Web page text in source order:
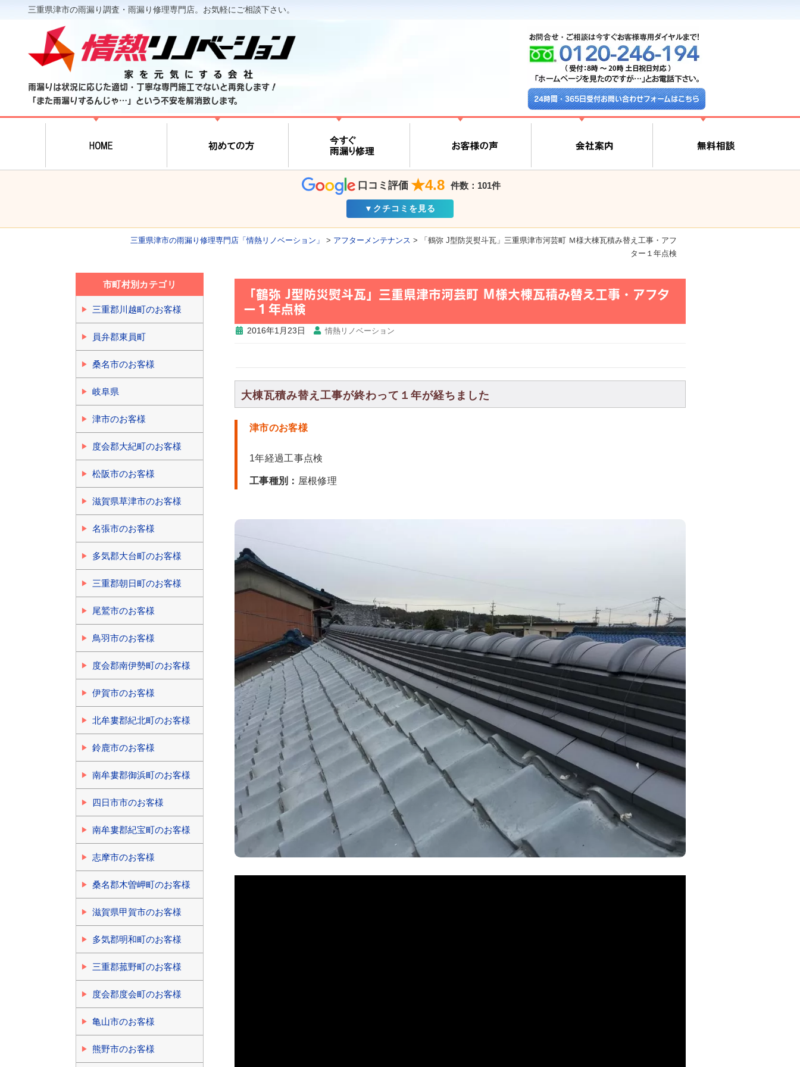
三重県津市の雨漏り調査・雨漏り修理専門店。お気軽にご相談下さい。
雨漏りは状況に応じた適切・丁寧な専門施工でないと再発します！
「また雨漏りするんじゃ…」という不安を解消致します。
24時間・365日受付お問い合わせフォームはこちら
口コミ評価 ★4.8 件数：101件
▼クチコミを見る
三重県津市の雨漏り修理専門店「情熱リノベーション」 > アフターメンテナンス >
「鶴弥 J型防災熨斗瓦」三重県津市河芸町 Ｍ様大棟瓦積み替え工事・アフ
ター１年点検
「鶴弥 J型防災熨斗瓦」三重県津市河芸町 Ｍ様大棟瓦積み替え工事・アフタ
ー１年点検
2016年1月23日 情熱リノベーション
大棟瓦積み替え工事が終わって１年が経ちました
津市のお客様
1年経過工事点検
工事種別： 屋根修理
市町村別カテゴリ
三重郡川越町のお客様
員弁郡東員町
桑名市のお客様
岐阜県
津市のお客様
度会郡大紀町のお客様
松阪市のお客様
滋賀県草津市のお客様
名張市のお客様
多気郡大台町のお客様
三重郡朝日町のお客様
尾鷲市のお客様
鳥羽市のお客様
度会郡南伊勢町のお客様
伊賀市のお客様
北牟婁郡紀北町のお客様
鈴鹿市のお客様
南牟婁郡御浜町のお客様
四日市市のお客様
南牟婁郡紀宝町のお客様
志摩市のお客様
桑名郡木曽岬町のお客様
滋賀県甲賀市のお客様
多気郡明和町のお客様
三重郡菰野町のお客様
度会郡度会町のお客様
亀山市のお客様
熊野市のお客様